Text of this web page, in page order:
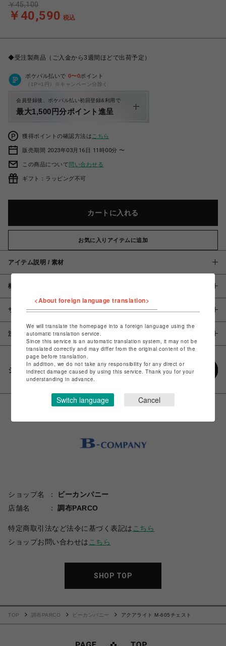
￥40,590 税込
￥45,100
◆受注製商品（ご入金から3週間ほどで出荷予定）
ポケパル払いで 0〜0ポイント
（1P=1円）※キャンペーン分除く
会員登録後、ポケパル払い初回登録&利用で
最大1,500円分ポイント進呈
獲得ポイントの確認方法は こちら
販売期間 2023年03月16日 11時00分 〜
この商品について問い合わせる
ギフト：ラッピング不可
カートに入れる
お気に入りアイテムに追加
アイテム説明 / 素材
概要
サイズ
注意事項
シェアする
ショップ名
ビーカンパニー
店舗名
調布PARCO
特定商取引法など法令に基づく表記は こちら
ショップお問い合わせは こちら
SHOP TOP
TOP 調布PARCO ビーカンパニー アクアライト M-605チェスト
<About foreign language translation>
We will translate the homepage into a foreign language using the
automatic translation service.
Since this service is an automatic translation system, it may not be
translated correctly and may differ from the original content of the
page before translation.
In addition, we do not take any responsibility for any direct or
indirect damage caused by using this service. Thank you for your
understanding in advance.
Switch language Cancel